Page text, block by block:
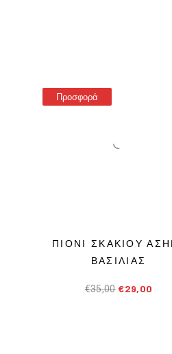
Προσφορά
ΠΙΟΝΙ ΣΚΑΚΙΟΥ
ΒΑΣΙΛΙΑΣ
€35,00 €29,00